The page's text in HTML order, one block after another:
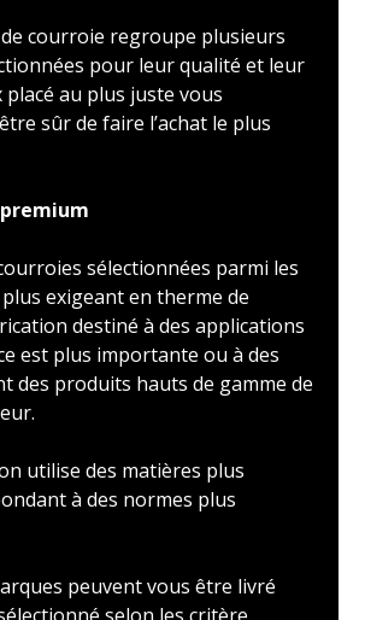
courroie regroupe plusieurs
pour leur qualité et leur
placé au plus juste vous
sûr de faire l’achat le plus
sélectionnées parmi les
exigeant en therme de
destiné à des applications
est plus importante ou à des
des produits hauts de gamme de
utilise des matières plus
à des normes plus
peuvent vous être livré